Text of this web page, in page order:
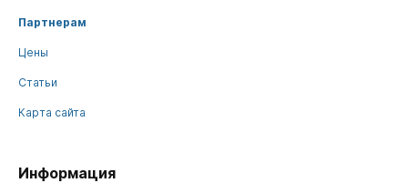
Партнерам
Цены
Статьи
Карта сайта
Информация